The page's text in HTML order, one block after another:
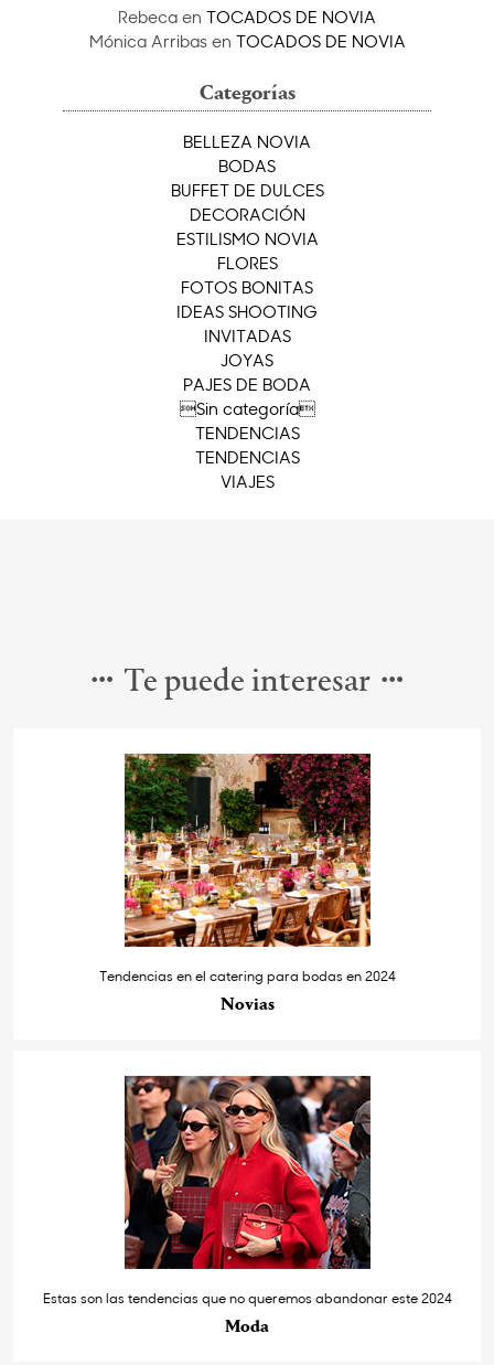
Rebeca en TOCADOS DE NOVIA
Mónica Arribasen TOCADOS DE NOVIA
Categorías
BELLEZA NOVIA
BODAS
BUFFET DE DULCES
DECORACIÓN
ESTILISMO NOVIA
FLORES
FOTOS BONITAS
IDEAS SHOOTING
INVITADAS
JOYAS
PAJES DE BODA
Sin categoría
TENDENCIAS
TENDENCIAS
VIAJES
Te puede interesar
Tendencias en el catering para bodas en 2024
Novias
Estas son las tendencias que no queremos abandonar este 2024
Moda